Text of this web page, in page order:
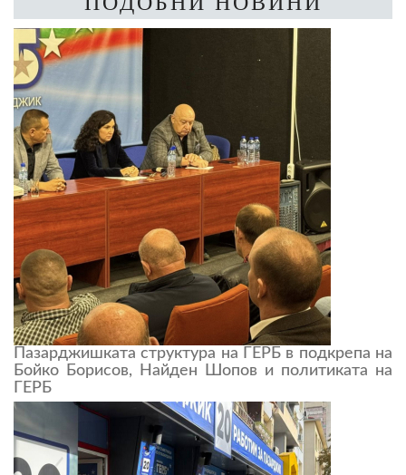
Пазарджишката структура на ГЕРБ в подкрепа на
Бойко Борисов, Найден Шопов и политиката на
ГЕРБ